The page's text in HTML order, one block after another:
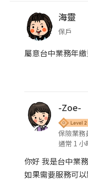
海靈
保戶
屬意台中業務年
-Zoe-
保險業務
通常 1
你好 我是台中業
如果需要服務可